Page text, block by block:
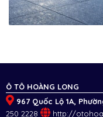
Ô TÔ HOÀNG LONG
967 Quốc Lộ 1A,
250 2228
http://